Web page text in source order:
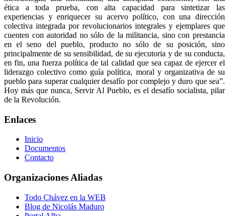
ética a toda prueba, con alta capacidad para sintetizar las
experiencias y enriquecer su acervo político, con una dirección
colectiva integrada por revolucionarios integrales y ejemplares que
cuenten con autoridad no sólo de la militancia, sino con prestancia
en el seno del pueblo, producto no sólo de su posición, sino
principalmente de su sensibilidad, de su ejecutoria y de su conducta,
en fin, una fuerza política de tal calidad que sea capaz de ejercer el
liderazgo colectivo como guía política, moral y organizativa de su
pueblo para superar cualquier desafío por complejo y duro que sea”.
Hoy más que nunca, Servir Al Pueblo, es el desafío socialista, pilar
de la Revolución.
Enlaces
Inicio
Documentos
Contacto
Organizaciones Aliadas
Todo Chávez en la WEB
Blog de Nicolás Maduro